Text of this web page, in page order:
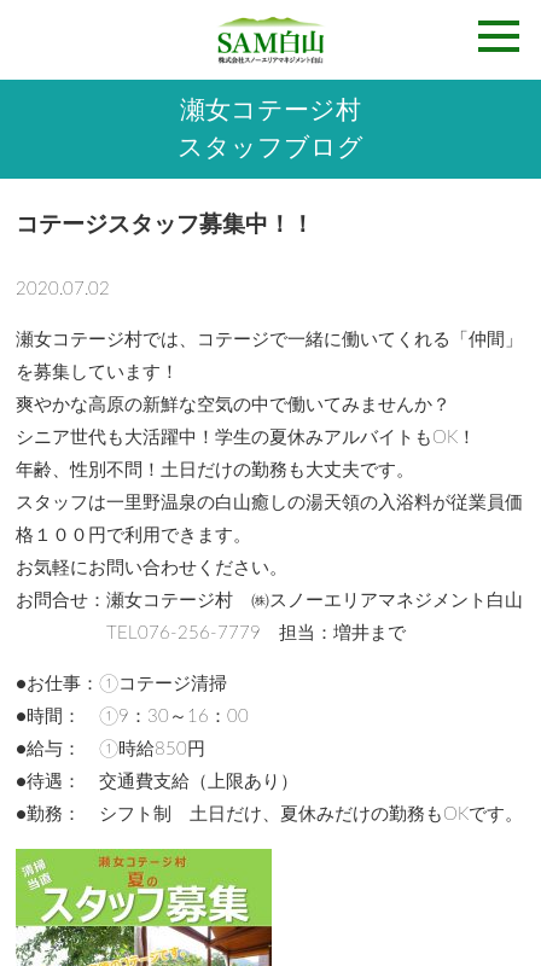
瀬女コテージ村
スタッフブログ
コテージスタッフ募集中！！
2020.07.02
瀬女コテージ村では、コテージで一緒に働いてくれる「仲間」
を募集しています！
爽やかな高原の新鮮な空気の中で働いてみませんか？
シニア世代も大活躍中！学生の夏休みアルバイトもOK！
年齢、性別不問！土日だけの勤務も大丈夫です。
スタッフは一里野温泉の白山癒しの湯天領の入浴料が従業員価
格１００円で利用できます。
お気軽にお問い合わせください。
お問合せ：瀬女コテージ村 ㈱スノーエリアマネジメント白山
TEL076-256-7779 担当：増井まで
●お仕事：①コテージ清掃
●時間： ①9：30～16：00
●給与： ①時給850円
●待遇： 交通費支給（上限あり）
●勤務： シフト制 土日だけ、夏休みだけの勤務もOKです。